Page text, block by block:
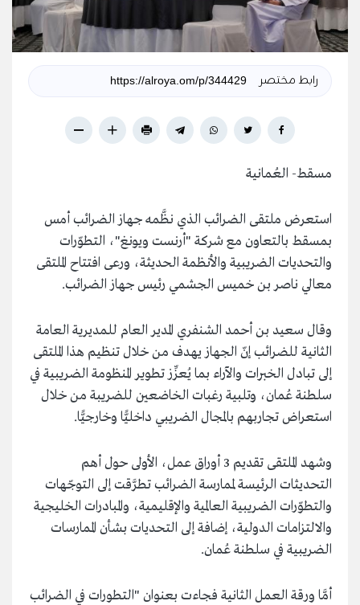
رابط مختصر
مسقط- العُمانية
استعرض ملتقى الضرائب الذي نظَّمه جهاز الضرائب أمس
بمسقط بالتعاون مع شركة "أرنست ويونغ"، التطوّرات
والتحديات الضريبية والأنظمة الحديثة، ورعى افتتاح الملتقى
معالي ناصر بن خميس الجشمي رئيس جهاز الضرائب.
وقال سعيد بن أحمد الشنفري المدير العام للمديرية العامة
الثانية للضرائب إنّ الجهاز يهدف من خلال تنظيم هذا الملتقى
إلى تبادل الخبرات والآراء بما يُعزِّز تطوير المنظومة الضريبية في
سلطنة عُمان، وتلبية رغبات الخاضعين للضريبة من خلال
استعراض تجاربهم بالمجال الضريبي داخليًّا وخارجيًّا.
وشهد الملتقى تقديم 3 أوراق عمل، الأولى حول أهم
التحديثات الرئيسة لممارسة الضرائب تطرَّقت إلى التوجّهات
والتطوّرات الضريبية العالمية والإقليمية، والمبادرات الخليجية
والالتزامات الدولية، إضافة إلى التحديات بشأن الممارسات
الضريبية في سلطنة عُمان.
أمَّا ورقة العمل الثانية فجاءت بعنوان "التطورات في الضرائب